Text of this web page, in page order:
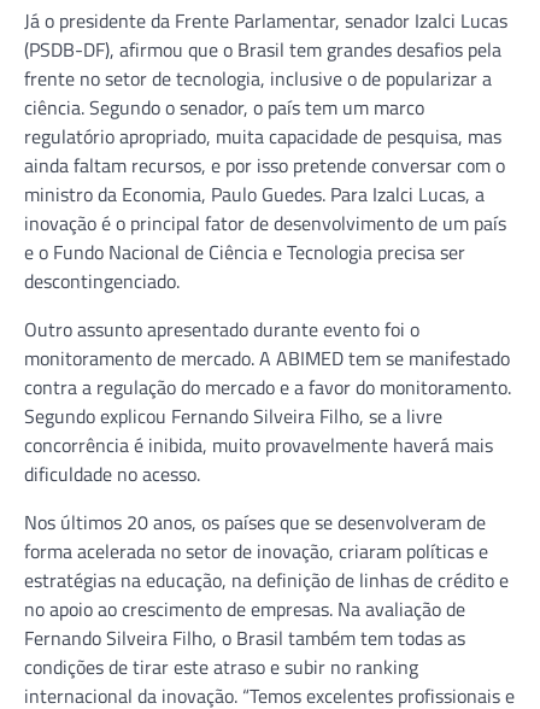
Já o presidente da Frente Parlamentar, senador Izalci Lucas
(PSDB-DF), afirmou que o Brasil tem grandes desafios pela
frente no setor de tecnologia, inclusive o de popularizar a
ciência. Segundo o senador, o país tem um marco
regulatório apropriado, muita capacidade de pesquisa, mas
ainda faltam recursos, e por isso pretende conversar com o
ministro da Economia, Paulo Guedes. Para Izalci Lucas, a
inovação é o principal fator de desenvolvimento de um país
e o Fundo Nacional de Ciência e Tecnologia precisa ser
descontingenciado.
Outro assunto apresentado durante evento foi o
monitoramento de mercado. A ABIMED tem se manifestado
contra a regulação do mercado e a favor do monitoramento.
Segundo explicou Fernando Silveira Filho, se a livre
concorrência é inibida, muito provavelmente haverá mais
dificuldade no acesso.
Nos últimos 20 anos, os países que se desenvolveram de
forma acelerada no setor de inovação, criaram políticas e
estratégias na educação, na definição de linhas de crédito e
no apoio ao crescimento de empresas. Na avaliação de
Fernando Silveira Filho, o Brasil também tem todas as
condições de tirar este atraso e subir no ranking
internacional da inovação. “Temos excelentes profissionais e